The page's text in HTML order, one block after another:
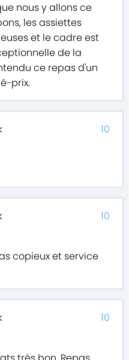
nous y allons ce
les assiettes
et le cadre est
de la
ce repas d'un
prix.
10
copieux et service
10
10